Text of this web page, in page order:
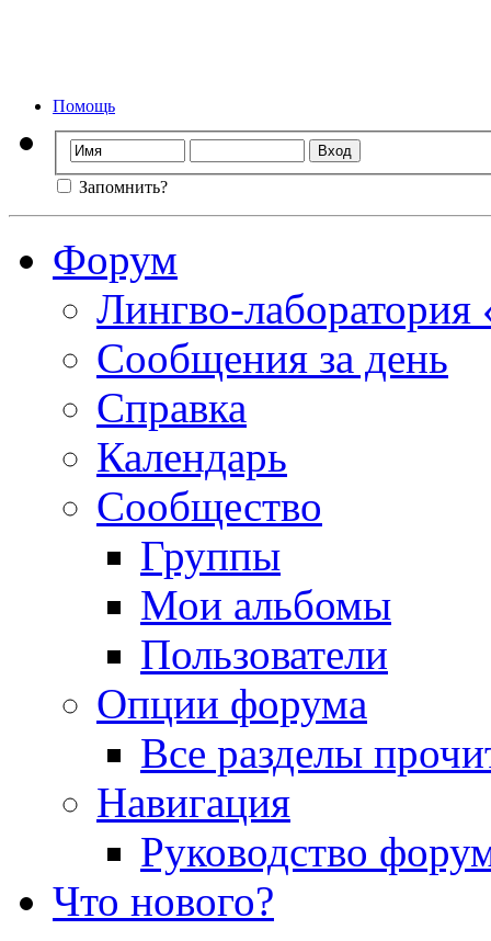
Помощь
Запомнить?
Форум
Лингво-
Сообщения за день
Справка
Календарь
Сообщество
Группы
Мои альбомы
Пользователи
Опции форума
Все разделы
Навигация
Руководство
Что нового?